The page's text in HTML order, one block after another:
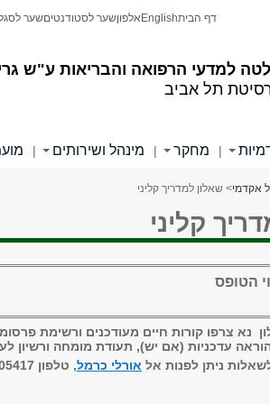
למדעי הרפואה והבריאות ע"ש
תל אביב
דף הביתEnglish אלפוןשער לסטודנטיםשער
| מחקר | מינהל ושירותים |
אקדמי> שאלון למדריך קליני
קליני
הטופס
נא צרפו קורות חיים מעודכנים ורשימת
עדכניות (אם יש), תעודת מומחה ורשיון
ניתן לפנות אל אורלי כרמל, טלפון 03-6405417